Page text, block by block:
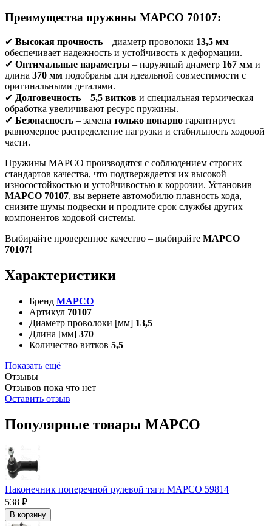
Преимущества пружины MAPCO 70107:
✔ Высокая прочность – диаметр проволоки 13,5 мм
обеспечивает надежность и устойчивость к деформации.
✔ Оптимальные параметры – наружный диаметр 167 мм и
длина 370 мм подобраны для идеальной совместимости с
оригинальными деталями.
✔ Долговечность – 5,5 витков и специальная термическая
обработка увеличивают ресурс пружины.
✔ Безопасность – замена только попарно гарантирует
равномерное распределение нагрузки и стабильность ходовой
части.
Пружины MAPCO производятся с соблюдением строгих
стандартов качества, что подтверждается их высокой
износостойкостью и устойчивостью к коррозии. Установив
MAPCO 70107, вы вернете автомобилю плавность хода,
снизите шумы подвески и продлите срок службы других
компонентов ходовой системы.
Выбирайте проверенное качество – выбирайте MAPCO
70107!
Характеристики
Бренд MAPCO
Артикул 70107
Диаметр проволоки [мм] 13,5
Длина [мм] 370
Количество витков 5,5
Показать ещё
Отзывы
Отзывов пока что нет
Оставить отзыв
Популярные товары MAPCO
Наконечник поперечной рулевой тяги MAPCO 59814
538 ₽
В корзину